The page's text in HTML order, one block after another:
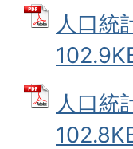
人口統
人口統